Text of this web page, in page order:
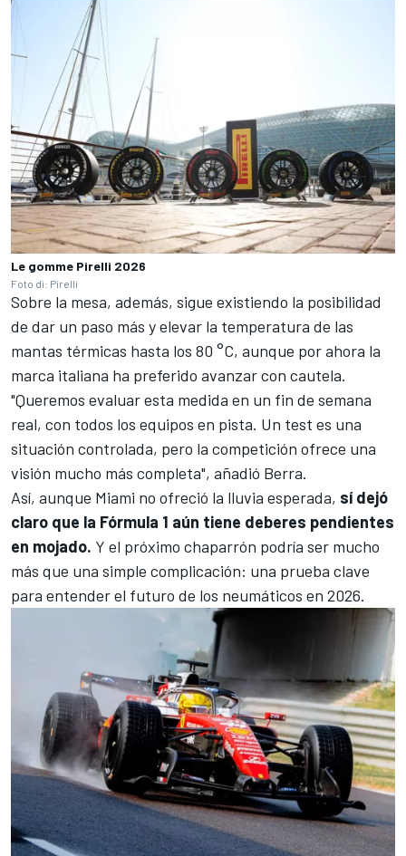
Le gomme Pirelli 2026
Foto di: Pirelli
Sobre la mesa, además, sigue existiendo la posibilidad
de dar un paso más y elevar la temperatura de las
mantas térmicas hasta los 80 °C, aunque por ahora la
marca italiana ha preferido avanzar con cautela.
"Queremos evaluar esta medida en un fin de semana
real, con todos los equipos en pista. Un test es una
situación controlada, pero la competición ofrece una
visión mucho más completa", añadió Berra.
Así, aunque Miami no ofreció la lluvia esperada, sí dejó
claro que la Fórmula 1 aún tiene deberes pendientes
en mojado. Y el próximo chaparrón podría ser mucho
más que una simple complicación: una prueba clave
para entender el futuro de los neumáticos en 2026.